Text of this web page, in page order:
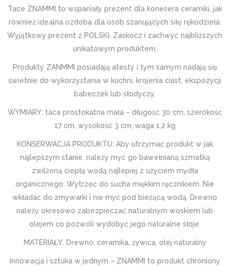
Tace ZNAMMI to wspaniały prezent dla konesera ceramiki, jak
również idealna ozdoba dla osób szanujących siłę rękodzieła.
Wyjątkowy prezent z POLSKI. Zaskocz i zachwyć najbliższych
unikatowym produktem.
Produkty ZANMMI posiadają atesty i tym samym nadają się
świetnie do wykorzystania w kuchni, krojenia ciast, ekspozycji
babeczek lub słodyczy.
WYMIARY: taca prostokatna mała – długość 30 cm, szerokość
17 cm, wysokość 3 cm, waga 1,2 kg
KONSERWACJA PRODUKTU: Aby utrzymać produkt w jak
najlepszym stanie, należy myć go bawełnianą szmatką
zwilżoną ciepłą wodą najlepiej z użyciem mydła
organicznego. Wytrzeć do sucha miękkim ręcznikiem. Nie
wkładać do zmywarki i nie myć pod bieżącą wodą. Drewno
należy okresowo zabezpieczać naturalnym woskiem lub
olejem co pozwoli wydobyć jego naturalne słoje.
MATERIAŁY: Drewno, ceramika, żywica, olej naturalny
Innowacja i sztuka w jednym – ZNAMMI to produkt chroniony